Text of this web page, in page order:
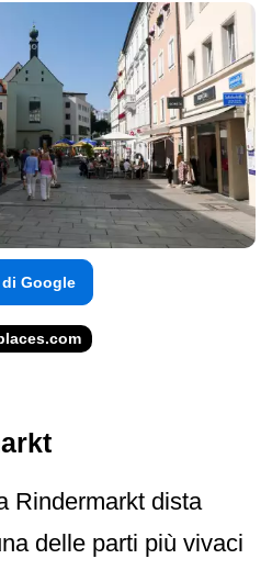
Google
Rindermarkt dista
delle parti più vivaci